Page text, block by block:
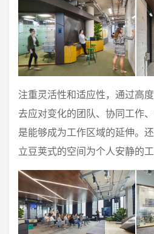
注重灵活性和适应性，通过高
去应对变化的团队、协同工作
是能够成为工作区域的延伸。
立豆荚式的空间为个人安静的工